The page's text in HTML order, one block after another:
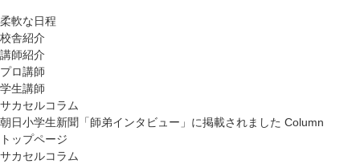
柔軟な日程
校舎紹介
講師紹介
プロ講師
学生講師
サカセルコラム
朝日小学生新聞「師弟インタビュー」に掲載されました Column
トップページ
サカセルコラム